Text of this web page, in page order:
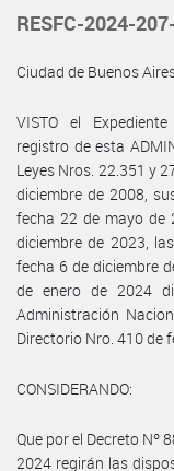
RESFC-2024-
Ciudad de Buenos
VISTO el Expediente
registro de esta
Leyes Nros. 22.351 y
diciembre de 2008,
fecha 22 de mayo de
diciembre de 2023,
fecha 6 de diciembre
de enero de 2024
Administración
Directorio Nro. 410 de
CONSIDERANDO:
Que por el Decreto Nº
2024 regirán las